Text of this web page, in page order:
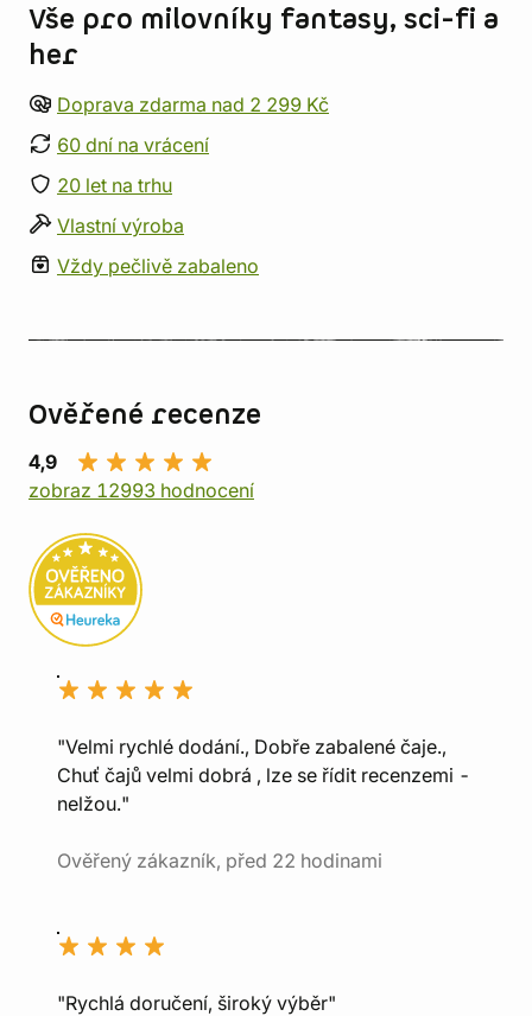
Vše pro milovníky fantasy, sci-fi a
her
Doprava zdarma nad 2 299 Kč
60 dní na vrácení
20 let na trhu
Vlastní výroba
Vždy pečlivě zabaleno
Ověřené recenze
4,9
zobraz 12993 hodnocení
"Velmi rychlé dodání., Dobře zabalené čaje.,
Chuť čajů velmi dobrá , lze se řídit recenzemi -
nelžou."
Ověřený zákazník, před 22 hodinami
"Rychlá doručení, široký výběr"